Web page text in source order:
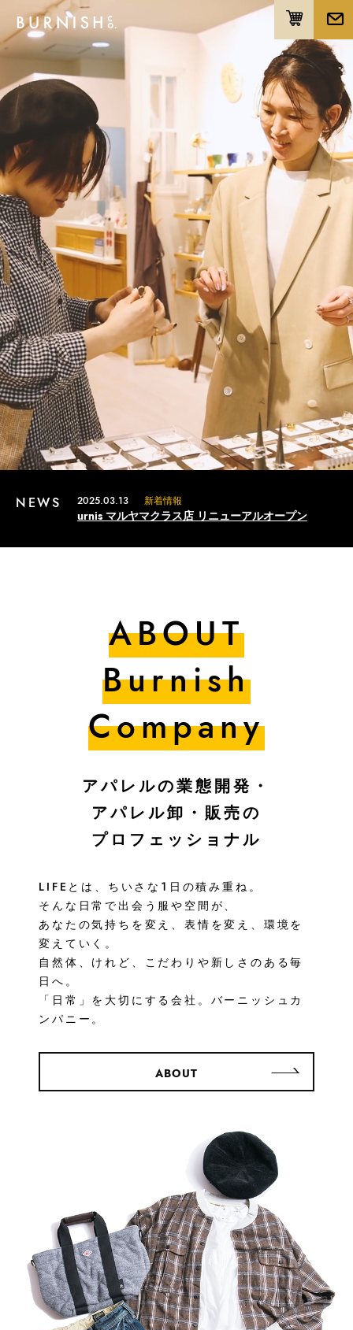
NEWS 2025.03.13 新着情報
urnis マルヤマクラス店 リニューアルオープン
ABOUT
Burnish
Company
アパレルの業態開発・
アパレル卸・販売の
プロフェッショナル
LIFEとは、ちいさな１日の積み重ね。
そんな日常で出会う服や空間が、
あなたの気持ちを変え、表情を変え、環境を
変えていく。
自然体、けれど、こだわりや新しさのある毎
日へ。
「日常」を大切にする会社。バーニッシュカ
ンパニー。
ABOUT